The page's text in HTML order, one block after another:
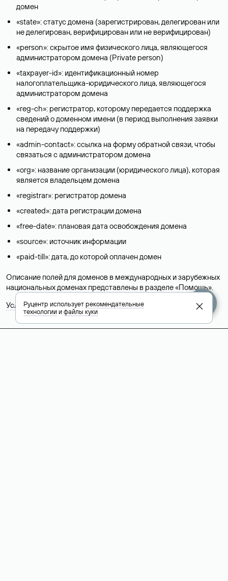
домен
«state»: статус домена (зарегистрирован, делегирован или
не делегирован, верифицирован или не верифицирован)
«person»: скрытое имя физического лица, являющегося
администратором домена (Privatе person)
«taxpayer-id»: идентификационный номер
налогоплательщика-юридического лица, являющегося
администратором домена
«reg-ch»: регистратор, которому передается поддержка
сведений о доменном имени (в период выполнения заявки
на передачу поддержки)
«admin-contact»: ссылка на форму обратной связи, чтобы
связаться с администратором домена
«org»: название организации (юридического лица), которая
является владельцем домена
«registrar»: регистратор домена
«created»: дата регистрации домена
«free-date»: плановая дата освобождения домена
«source»: источник информации
«paid-till»: дата, до которой оплачен домен
Описание полей для доменов в международных и зарубежных
национальных доменах представлены в разделе «Помощь».
Условия использования Whois-сервиса
Руцентр используетрекомендательные
технологииифайлы куки